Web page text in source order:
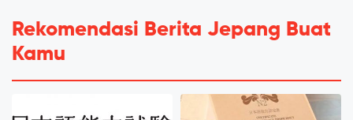
Rekomendasi Berita Jepang Buat
Kamu